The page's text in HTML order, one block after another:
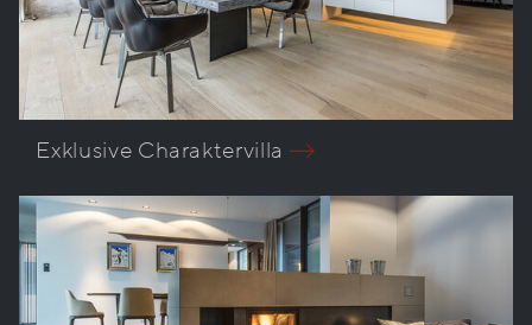
Exklusive Charaktervilla